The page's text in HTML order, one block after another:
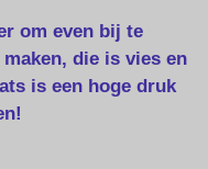
om even bij te
die is vies en
is een hoge druk